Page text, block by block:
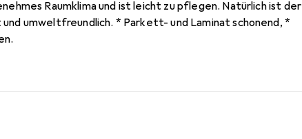
Raumklima und ist leicht zu pflegen. Natürlich ist der
umweltfreundlich. * Parkett- und Laminat schonend, *